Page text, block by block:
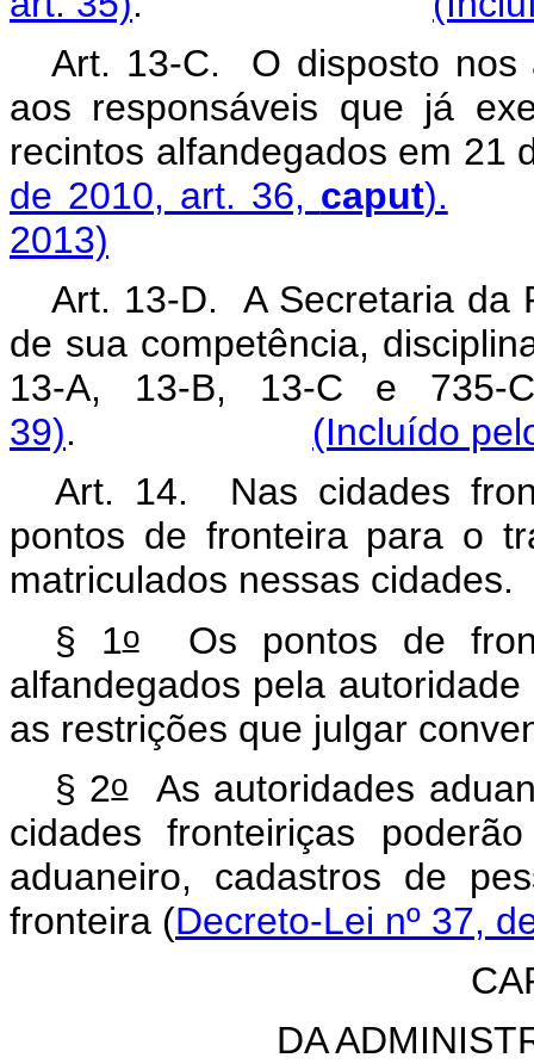
Art. 13-C. O disposto nos
aos responsáveis que já
recintos alfandegados em 21
de 2010, art. 36, caput).
2013)
Art. 13-D. A Secretaria da
de sua competência,
13-A, 13-B, 13-C e
39). (Incluído
Art. 14. Nas cidades
pontos de fronteira para o
matriculados nessas cidades.
§ 1oOs pontos de
alfandegados pela
as restrições que julgar
§ 2oAs autoridades
cidades fronteiriças
aduaneiro, cadastros de
fronteira (Decreto-Lei nº 37,
DA